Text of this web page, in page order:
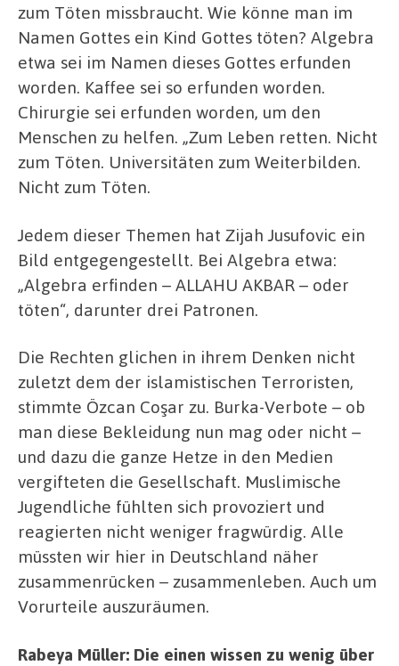
zum Töten missbraucht. Wie könne man im
Namen Gottes ein Kind Gottes töten? Algebra
etwa sei im Namen dieses Gottes erfunden
worden. Kaffee sei so erfunden worden.
Chirurgie sei erfunden worden, um den
Menschen zu helfen. „Zum Leben retten. Nicht
zum Töten. Universitäten zum Weiterbilden.
Nicht zum Töten.
Jedem dieser Themen hat Zijah Jusufovic ein
Bild entgegengestellt. Bei Algebra etwa:
„Algebra erfinden – ALLAHU AKBAR – oder
töten“, darunter drei Patronen.
Die Rechten glichen in ihrem Denken nicht
zuletzt dem der islamistischen Terroristen,
stimmte Özcan Coşar zu. Burka-Verbote – ob
man diese Bekleidung nun mag oder nicht –
und dazu die ganze Hetze in den Medien
vergifteten die Gesellschaft. Muslimische
Jugendliche fühlten sich provoziert und
reagierten nicht weniger fragwürdig. Alle
müssten wir hier in Deutschland näher
zusammenrücken – zusammenleben. Auch um
Vorurteile auszuräumen.
Rabeya Müller: Die einen wissen zu wenig über